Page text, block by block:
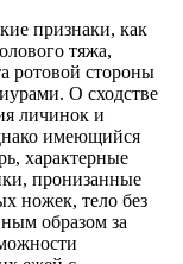
признаки, как
тяжа,
ротовой стороны
О сходстве
личинок и
имеющийся
характерные
пронизанные
ножек, тело без
образом за